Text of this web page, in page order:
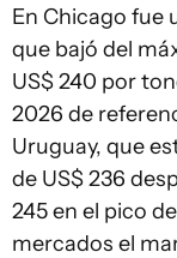
En Chicago fue
que bajó del
US$ 240 por
2026 de
Uruguay, que
de US$ 236
245 en el pico
mercados el